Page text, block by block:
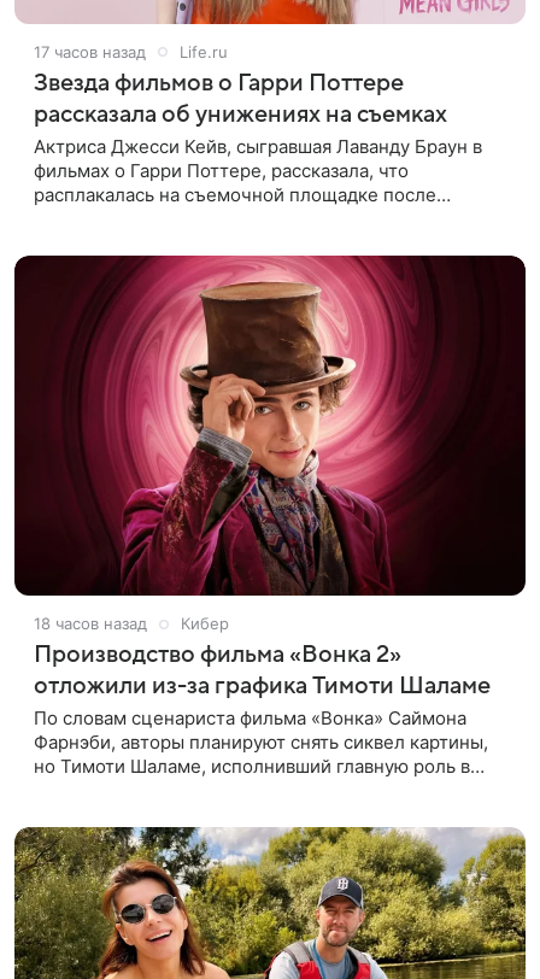
17 часов назад Life.ru
Звезда фильмов о Гарри Поттере
рассказала об унижениях на съемках
Актриса Джесси Кейв, сыгравшая Лаванду Браун в
фильмах о Гарри Поттере, рассказала, что
расплакалась на съемочной площадке после
18 часов назад Кибер
Производство фильма «Вонка 2»
отложили из-за графика Тимоти Шаламе
По словам сценариста фильма «Вонка» Саймона
Фарнэби, авторы планируют снять сиквел картины,
но Тимоти Шаламе, исполнивший главную роль в